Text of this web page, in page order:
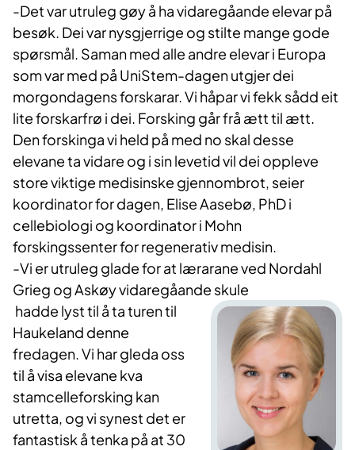
-Det var utruleg gøy å ha vidaregåande elevar på
besøk. Dei var nysgjerrige og stilte mange gode
spørsmål. Saman med alle andre elevar i Europa
som var med på UniStem-dagen utgjer dei
morgondagens forskarar. Vi håpar vi fekk sådd eit
lite forskarfrø i dei. Forsking går frå ætt til ætt.
Den forskinga vi held på med no skal desse
elevane ta vidare og i sin levetid vil dei oppleve
store viktige medisinske gjennombrot, seier
koordinator for dagen, Elise Aasebø, PhD i
cellebiologi og koordinator i Mohn
forskingssenter for regenerativ medisin.
-Vi er utruleg glade for at lærarane ved Nordahl
Grieg og Askøy vidaregåande skule
hadde lyst til å ta turen til
Haukeland denne
fredagen. Vi har gleda oss
til å visa elevane kva
stamcelleforsking kan
utretta, og vi synest det er
fantastisk å tenka på at 30